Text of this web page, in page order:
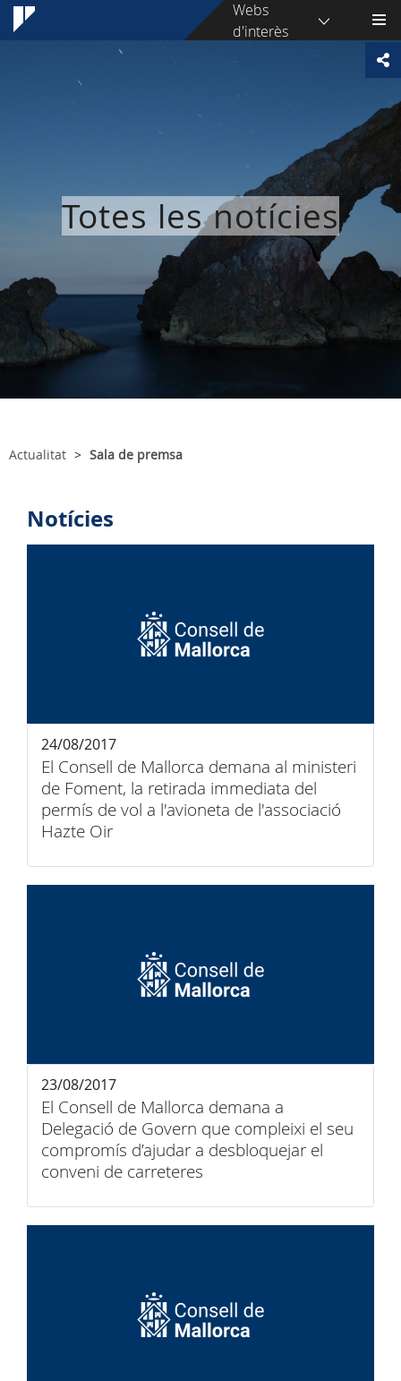
Webs
d'interès
Totes les notícies
Actualitat Sala de premsa
Notícies
El Consell de Mallorca demana al ministeri
de Foment, la retirada immediata del
permís de vol a l'avioneta de l'associació
Hazte Oir
24/08/2017
El Consell de Mallorca demana a
Delegació de Govern que compleixi el seu
compromís d’ajudar a desbloquejar el
conveni de carreteres
23/08/2017